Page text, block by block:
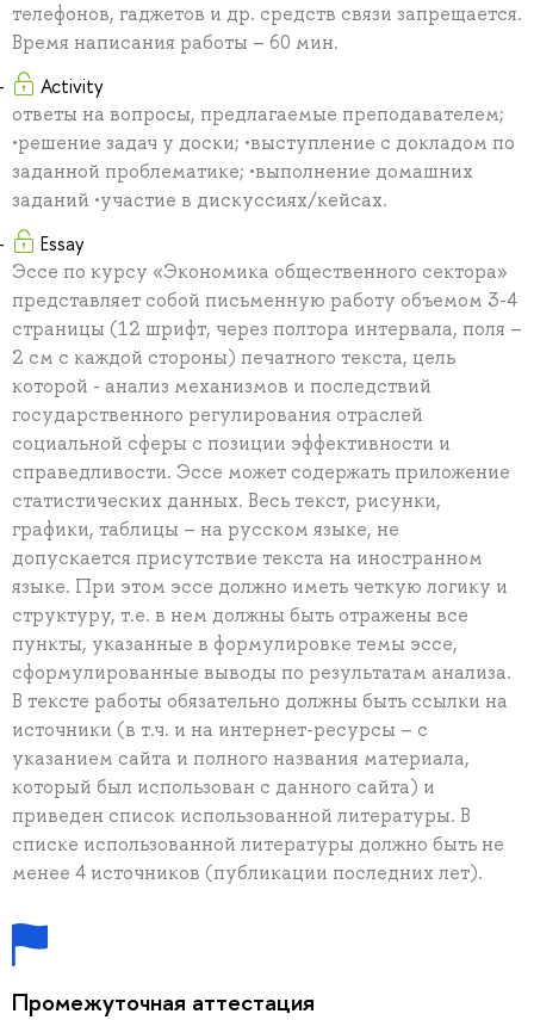
телефонов, гаджетов и др. средств связи запрещается.
Время написания работы – 60 мин.
Activity
ответы на вопросы, предлагаемые преподавателем;
•решение задач у доски; •выступление с докладом по
заданной проблематике; •выполнение домашних
заданий •участие в дискуссиях/кейсах.
Essay
Эссе по курсу «Экономика общественного сектора»
представляет собой письменную работу объемом 3-4
страницы (12 шрифт, через полтора интервала, поля –
2 см с каждой стороны) печатного текста, цель
которой - анализ механизмов и последствий
государственного регулирования отраслей
социальной сферы с позиции эффективности и
справедливости. Эссе может содержать приложение
статистических данных. Весь текст, рисунки,
графики, таблицы – на русском языке, не
допускается присутствие текста на иностранном
языке. При этом эссе должно иметь четкую логику и
структуру, т.е. в нем должны быть отражены все
пункты, указанные в формулировке темы эссе,
сформулированные выводы по результатам анализа.
В тексте работы обязательно должны быть ссылки на
источники (в т.ч. и на интернет-ресурсы – с
указанием сайта и полного названия материала,
который был использован с данного сайта) и
приведен список использованной литературы. В
списке использованной литературы должно быть не
менее 4 источников (публикации последних лет).
Промежуточная аттестация